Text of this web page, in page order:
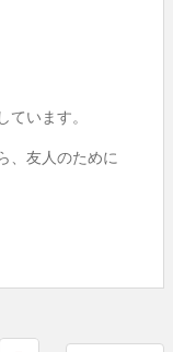
います。
、友人のために